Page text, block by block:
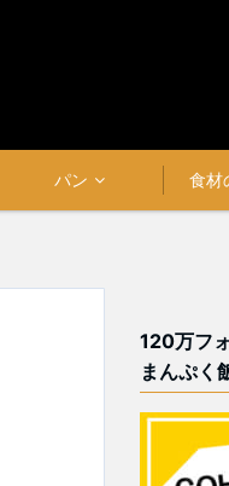
パン 食材
120万フ
まんぷく